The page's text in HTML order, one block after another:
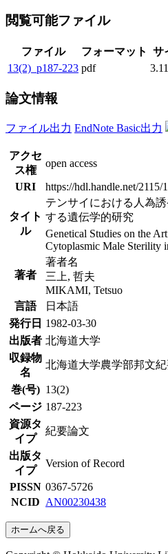
閲覧可能ファイル
ファイル フォーマット サ
13(2)_p187-223 pdf
論文情報
ファイル出力 EndNote Basic出力
アクセ
ス権
open access
URI
https://hdl.handle.net/2115/
タイト
ル
テンサイにおける人為
する遺伝学的研究
Genetical Studies on the
Cytoplasmic Male Sterility
著者
著者名
三上, 哲夫
MIKAMI, Tetsuo
言語
日本語
発行日 1982-03-30
出版者 北海道大学
収録物
名
北海道大学農学部邦文
巻(号) 13(2)
ページ 187-223
資源タ
イプ
紀要論文
出版タ
イプ
Version of Record
PISSN 0367-5726
NCID AN00230438
ホームへ戻る